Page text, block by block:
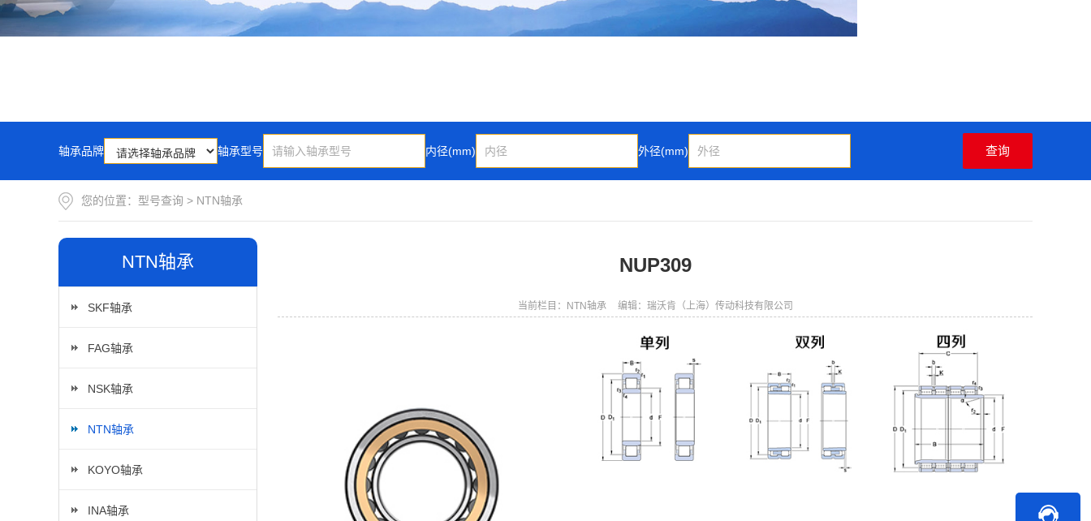
轴承品牌 轴承型号 内径(mm) 外径(mm)
您的位置： 型号查询 > NTN轴承
NTN轴承
SKF轴承
FAG轴承
NSK轴承
NTN轴承
KOYO轴承
INA轴承
NUP309
当前栏目：NTN轴承 编辑：瑞沃肯（上海）传动科技有限公司